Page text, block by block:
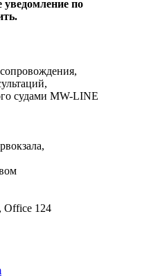
уведомление по
судами MW-LINE
Office 124